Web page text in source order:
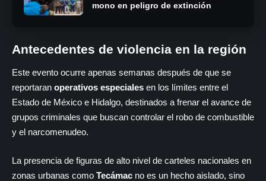
mono en peligro de extinción
Antecedentes de violencia en la región
Este evento ocurre apenas semanas después de que se
reportaran operativos especiales en los límites entre el
Estado de México e Hidalgo, destinados a frenar el avance de
grupos criminales que buscan controlar el robo de combustible
y el narcomenudeo.
La presencia de figuras de alto nivel de carteles nacionales en
zonas urbanas como Tecámac no es un hecho aislado, sino